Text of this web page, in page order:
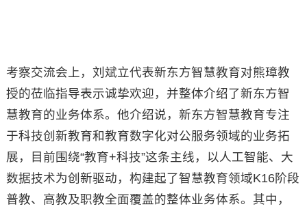
考察交流会上，刘斌立代表新东方智慧教育对熊璋教
授的莅临指导表示诚挚欢迎，并整体介绍了新东方智
慧教育的业务体系。他介绍说，新东方智慧教育专注
于科技创新教育和教育数字化对公服务领域的业务拓
展，目前围绕“教育+科技”这条主线，以人工智能、大
数据技术为创新驱动，构建起了智慧教育领域K16阶段
普教、高教及职教全面覆盖的整体业务体系。其中，